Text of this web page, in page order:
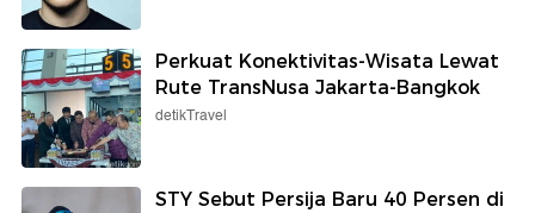
Perkuat Konektivitas-Wisata Lewat
Rute TransNusa Jakarta-Bangkok
detikTravel
STY Sebut Persija Baru 40 Persen di